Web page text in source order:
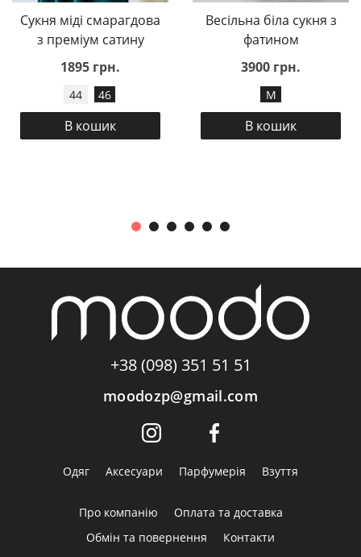
Сукня міді смарагдова
з преміум сатину
1895 грн.
44 46
В кошик
Весільна біла сукня з
фатином
3900 грн.
M
В кошик
+38 (098) 351 51 51
moodozp@gmail.com
Одяг Аксесуари Парфумерія Взуття
Про компанію
Оплата та доставка
Обмін та повернення
Контакти